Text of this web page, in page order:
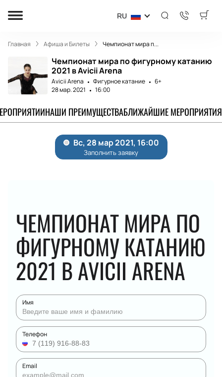
RU
Главная Афиша и Билеты Чемпионат мира п...
Чемпионат мира по фигурному катанию
2021 в Avicii Arena
Avicii Arena Фигурное катание
6+
28 мар. 2021
16:00
НАШИ ПРЕИМУЩЕСТВАБЛИЖАЙШИЕ МЕРОПРИЯТИЯ
ЧЕМПИОНАТ МИРА ПО
ФИГУРНОМУ КАТАНИЮ
2021 В AVICII ARENA
Имя
Телефон
Email